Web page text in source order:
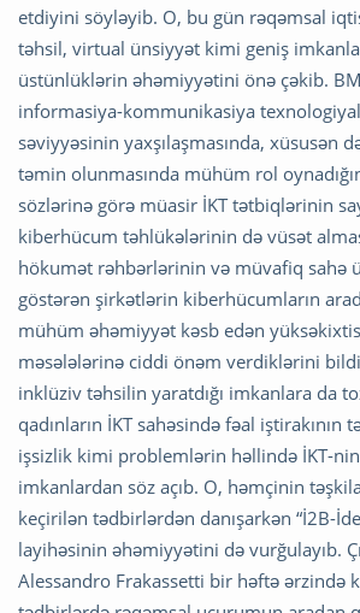
etdiyini söyləyib. O, bu gün rəqəmsal
təhsil, virtual ünsiyyət kimi geniş
üstünlüklərin əhəmiyyətini önə çəkib.
informasiya-kommunikasiya
səviyyəsinin yaxşılaşmasında, xüsusən
təmin olunmasında mühüm rol
sözlərinə görə müasir İKT tətbiqlərinin
kiberhücum təhlükələrinin də vüsət
hökumət rəhbərlərinin və müvafiq sahə
göstərən şirkətlərin kiberhücumların
mühüm əhəmiyyət kəsb edən
məsələlərinə ciddi önəm verdiklərini
inklüziv təhsilin yaratdığı imkanlara da
qadınların İKT sahəsində fəal iştirakının
işsizlik kimi problemlərin həllində İKT-nin
imkanlardan söz açıb. O, həmçinin
keçirilən tədbirlərdən danışarkən “İ2B-
layihəsinin əhəmiyyətini də vurğulayıb.
Alessandro Frakassetti bir həftə ərzində